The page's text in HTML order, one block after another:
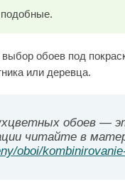
обоев под
или деревца.
обоев —
читайте в
oboi/